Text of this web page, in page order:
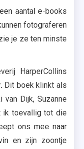
aantal e-books
fotograferen
je ze ten minste
HarperCollins
Dit boek klinkt als
Dijk, Suzanne
ik toevallig tot die
ons mee naar
en zijn zoontje